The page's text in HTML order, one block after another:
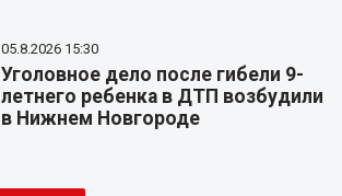
05.8.2026 15:30
Уголовное дело после гибели 9-
летнего ребенка в ДТП возбудили
в Нижнем Новгороде